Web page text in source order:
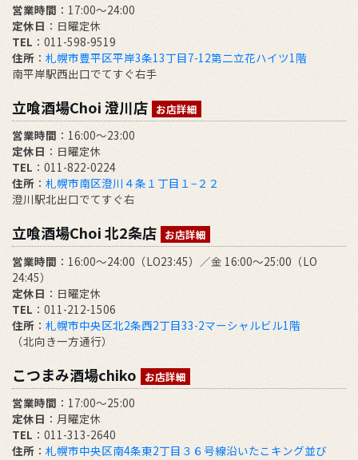
営業時間 ：17:00～24:00
定休日 ：日曜定休
TEL ：011-598-9519
住所 ： 札幌市豊平区平岸3条13丁目7-12第二立花ハイツ1階
南平岸駅西出口でてすぐ右手
立喰酒場Choi 澄川店 お店詳細
営業時間 ：16:00～23:00
定休日 ：日曜定休
TEL ：011-822-0224
住所 ： 札幌市南区澄川４条１丁目１−２２
澄川駅北出口でてすぐ右
立喰酒場Choi 北2条店 お店詳細
営業時間 ：16:00～24:00（LO23:45）／金 16:00～25:00（LO
24:45）
定休日 ：日曜定休
TEL ：011-212-1506
住所 ： 札幌市中央区北2条西2丁目33-2マーシャルビル1階
（北向き一方通行）
こつまみ酒場chiko お店詳細
営業時間 ：17:00～25:00
定休日 ：月曜定休
TEL ：011-313-2640
住所 ： 札幌市中央区南4条東2丁目３６号線沿いたこキング並び